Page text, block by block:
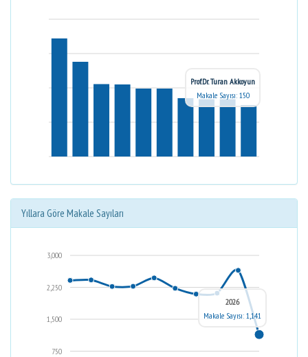
Prof.Dr. Turan Akkoyun
Makale Sayısı: 150
Yıllara Göre Makale Sayıları
750
1,500
2,250
3,000
2026
Makale Sayısı: 1,141